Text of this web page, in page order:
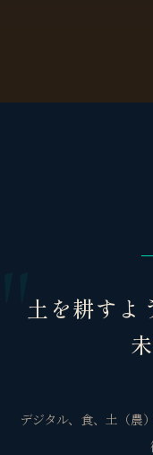
土を耕すよ
デジタル、食、土（農